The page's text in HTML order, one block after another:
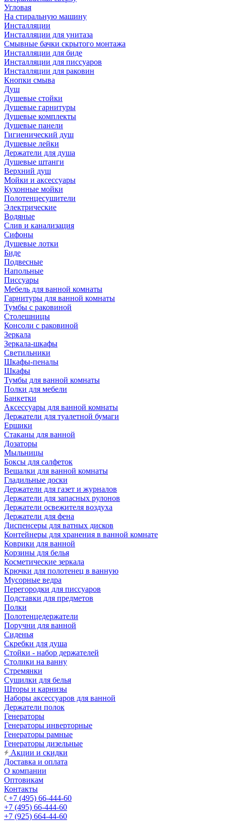
Угловая
На стиральную машину
Инсталляции
Инсталляции для унитаза
Смывные бачки скрытого монтажа
Инсталляции для биде
Инсталляции для писсуаров
Инсталляции для раковин
Кнопки смыва
Душ
Душевые стойки
Душевые гарнитуры
Душевые комплекты
Душевые панели
Гигиенический душ
Душевые лейки
Держатели для душа
Душевые штанги
Верхний душ
Мойки и аксессуары
Кухонные мойки
Полотенцесушители
Электрические
Водяные
Слив и канализация
Сифоны
Душевые лотки
Биде
Подвесные
Напольные
Писсуары
Мебель для ванной комнаты
Гарнитуры для ванной комнаты
Тумбы с раковиной
Столешницы
Консоли с раковиной
Зеркала
Зеркала-шкафы
Светильники
Шкафы-пеналы
Шкафы
Тумбы для ванной комнаты
Полки для мебели
Банкетки
Аксессуары для ванной комнаты
Держатели для туалетной бумаги
Ершики
Стаканы для ванной
Дозаторы
Мыльницы
Боксы для салфеток
Вешалки для ванной комнаты
Гладильные доски
Держатели для газет и журналов
Держатели для запасных рулонов
Держатели освежителя воздуха
Держатели для фена
Диспенсеры для ватных дисков
Контейнеры для хранения в ванной комнате
Коврики для ванной
Корзины для белья
Косметические зеркала
Крючки для полотенец в ванную
Мусорные ведра
Перегородки для писсуаров
Подставки для предметов
Полки
Полотенцедержатели
Поручни для ванной
Сиденья
Скребки для душа
Стойки - набор держателей
Столики на ванну
Стремянки
Сушилки для белья
Шторы и карнизы
Наборы аксессуаров для ванной
Держатели полок
Генераторы
Генераторы инверторные
Генераторы рамные
Генераторы дизельные
Акции и скидки
Доставка и оплата
О компании
Оптовикам
Контакты
+7 (495) 66-444-60
+7 (495) 66-444-60
+7 (925) 664-44-60